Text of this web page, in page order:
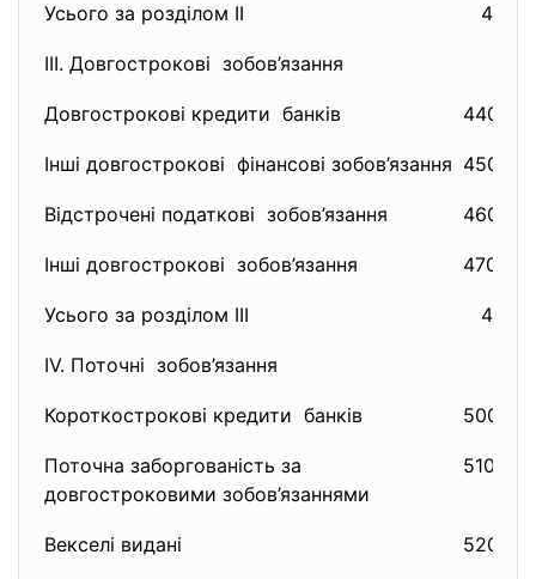
Усього за розділом II 430
ІІІ. Довгострокові зобов’язання
Довгострокові кредити банків 440
Інші довгострокові фінансові зобов’язання 450
Відстрочені податкові зобов’язання 460
Інші довгострокові зобов’язання 470
Усього за розділом III 480
ІV. Поточні зобов’язання
Короткострокові кредити банків 500
Поточна заборгованість за
довгостроковими зобов’язаннями
510
Векселі видані 520